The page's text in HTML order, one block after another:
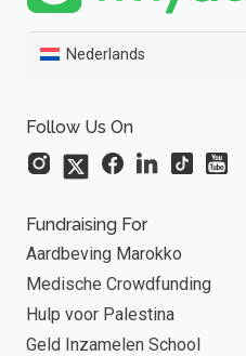
Nederlands
Follow Us On
Fundraising For
Aardbeving Marokko
Medische Crowdfunding
Hulp voor Palestina
Geld Inzamelen School